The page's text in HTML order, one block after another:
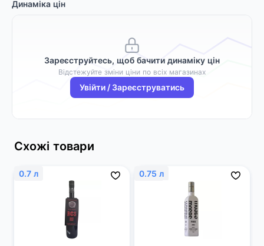
Динаміка цін
Зареєструйтесь, щоб бачити динаміку цін
Відстежуйте зміни ціни по всіх магазинах
Увійти / Зареєструватись
Схожі товари
0.7 л 0.75 л